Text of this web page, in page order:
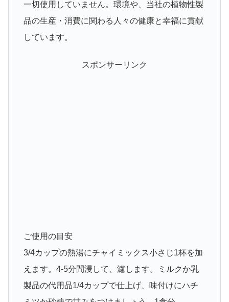
一切使用していません。環境や、当社の植物性製
品の生産・消費に関わる人々の健康と幸福に貢献
しています。
スポンサーリンク
ご使用の目安
3/4カップの熱湯にチャイミックス小さじ1杯を加
えます。4-5分間浸して、濾します。ミルクか乳
製品の代用品1/4カップで仕上げ、味付けにハチ